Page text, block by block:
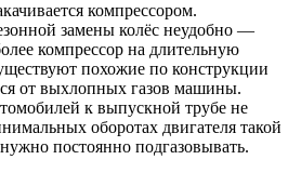
компрессором.
замены колёс неудобно —
компрессор на длительную
похожие по конструкции
от выхлопных газов машины.
к выпускной трубе не
оборотах двигателя такой
постоянно подгазовывать.